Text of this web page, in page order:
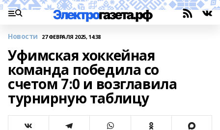
Новости 27 ФЕВРАЛЯ 2025, 14:38
Уфимская хоккейная
команда победила со
счетом 7:0 и возглавила
турнирную таблицу